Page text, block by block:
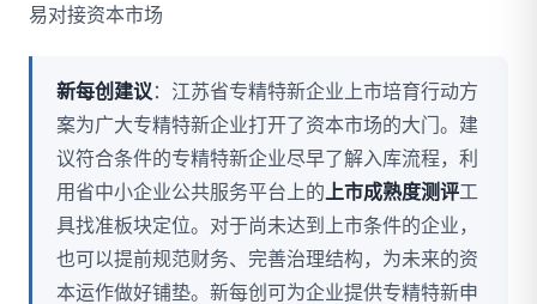
易对接资本市场
新每创建议 ：江苏省专精特新企业上市培育行动方
案为广大专精特新企业打开了资本市场的大门。建
议符合条件的专精特新企业尽早了解入库流程，利
用省中小企业公共服务平台上的 上市成熟度测评工
具找准板块定位。对于尚未达到上市条件的企业，
也可以提前规范财务、完善治理结构，为未来的资
本运作做好铺垫。新每创可为企业提供专精特新申